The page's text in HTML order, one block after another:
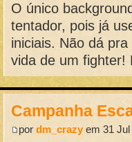
O único
tentador, pois já
iniciais. Não dá
vida de um fighter!
Campanha
pordm_crazy em 31